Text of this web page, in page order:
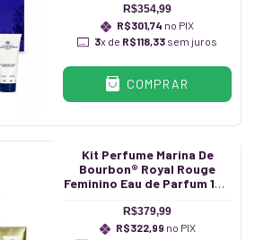
100 ml + Necessaire
R$354,99
R$301,74 no PIX
3x de R$118,33 sem juros
COMPRAR
Kit Perfume Marina De
Bourbon® Royal Rouge
Feminino Eau de Parfum 100
Necessaire
R$379,99
R$322,99 no PIX